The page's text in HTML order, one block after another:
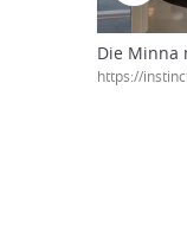
Die Minna
https://